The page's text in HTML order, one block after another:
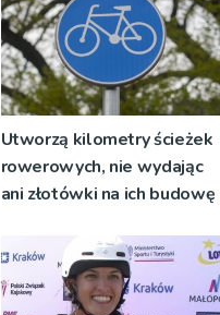
Utworzą kilometry ścieżek
rowerowych, nie wydając
ani złotówki na ich budowę